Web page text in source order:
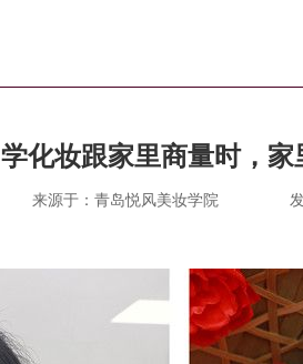
学化妆跟家里商量时，
来源于：青岛悦风美妆学院